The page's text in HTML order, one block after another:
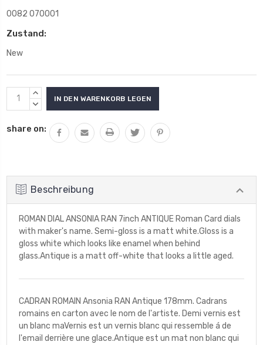
0082 070001
Zustand:
New
Aktueller
Lagerbestand:
MENGE
VON
ERHÖHEN
MENGE
UNDEFINED
VERRINGERN
share on:
Beschreibung
ROMAN DIAL ANSONIA RAN 7inch ANTIQUE Roman Card dials
with maker's name. Semi-gloss is a matt white.Gloss is a
gloss white which looks like enamel when behind
glass.Antique is a matt off-white that looks a little aged.
CADRAN ROMAIN Ansonia RAN Antique 178mm. Cadrans
romains en carton avec le nom de l'artiste. Demi vernis est
un blanc maVernis est un vernis blanc qui ressemble á de
l'email derrière une glace.Antique est un mat non blanc qui